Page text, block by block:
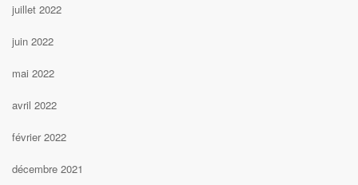
juillet 2022
juin 2022
mai 2022
avril 2022
février 2022
décembre 2021